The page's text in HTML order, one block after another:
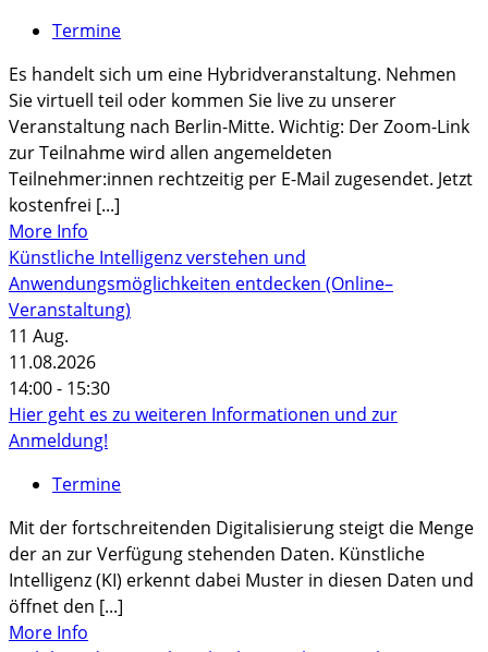
Termine
Es handelt sich um eine Hybridveranstaltung. Nehmen
Sie virtuell teil oder kommen Sie live zu unserer
Veranstaltung nach Berlin-Mitte. Wichtig: Der Zoom-Link
zur Teilnahme wird allen angemeldeten
Teilnehmer:innen rechtzeitig per E-Mail zugesendet. Jetzt
kostenfrei [...]
More Info
Künstliche Intelligenz verstehen und
Anwendungsmöglichkeiten entdecken (Online–
Veranstaltung)
11 Aug.
11.08.2026
14:00 - 15:30
Hier geht es zu weiteren Informationen und zur
Anmeldung!
Termine
Mit der fortschreitenden Digitalisierung steigt die Menge
der an zur Verfügung stehenden Daten. Künstliche
Intelligenz (KI) erkennt dabei Muster in diesen Daten und
öffnet den [...]
More Info